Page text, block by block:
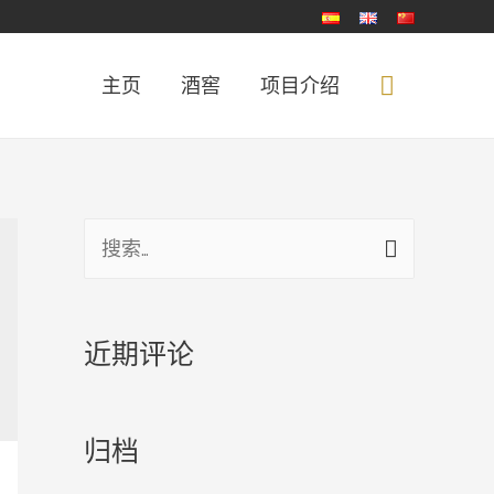
主页 酒窖 项目介绍
近期评论
归档